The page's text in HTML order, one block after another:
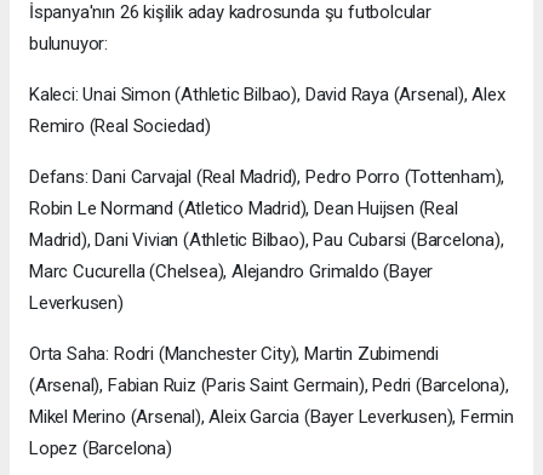
İspanya'nın 26 kişilik aday kadrosunda şu futbolcular
bulunuyor:
Kaleci: Unai Simon (Athletic Bilbao), David Raya (Arsenal), Alex
Remiro (Real Sociedad)
Defans: Dani Carvajal (Real Madrid), Pedro Porro (Tottenham),
Robin Le Normand (Atletico Madrid), Dean Huijsen (Real
Madrid), Dani Vivian (Athletic Bilbao), Pau Cubarsi (Barcelona),
Marc Cucurella (Chelsea), Alejandro Grimaldo (Bayer
Leverkusen)
Orta Saha: Rodri (Manchester City), Martin Zubimendi
(Arsenal), Fabian Ruiz (Paris Saint Germain), Pedri (Barcelona),
Mikel Merino (Arsenal), Aleix Garcia (Bayer Leverkusen), Fermin
Lopez (Barcelona)